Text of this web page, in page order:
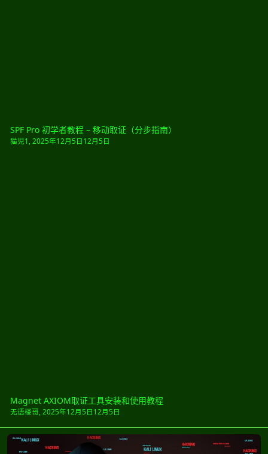
SPF Pro 初学者教程 – 移动取证（分步指南）
猫児1 2025年12月5日 12月5日
Magnet AXIOM取证工具安装和使用教程
无语楼哥 2025年12月5日 12月5日
Linux Kali高级学习教程